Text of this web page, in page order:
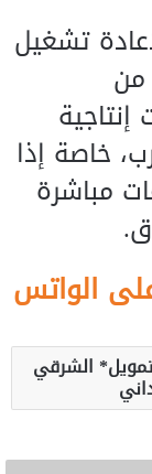
تشغيل
من
خاصة إذا
مباشرة
الواتس
الشرقي